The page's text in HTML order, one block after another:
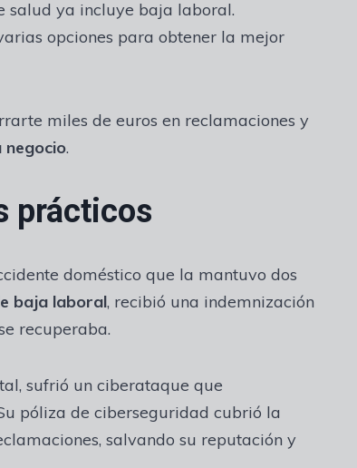
salud ya incluye baja laboral.
opciones para obtener la mejor
miles de euros en reclamaciones y
.
prácticos
doméstico que la mantuvo dos
baja laboral, recibió una indemnización
recuperaba.
sufrió un ciberataque que
póliza de ciberseguridad cubrió la
salvando su reputación y